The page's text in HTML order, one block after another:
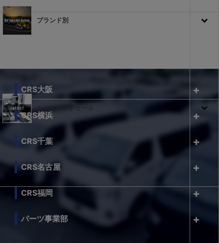
ブランド別
シークレットセール
CRS大阪
CRS横浜
CRS千葉
CRS名古屋
CRS福岡
パーツ事業部